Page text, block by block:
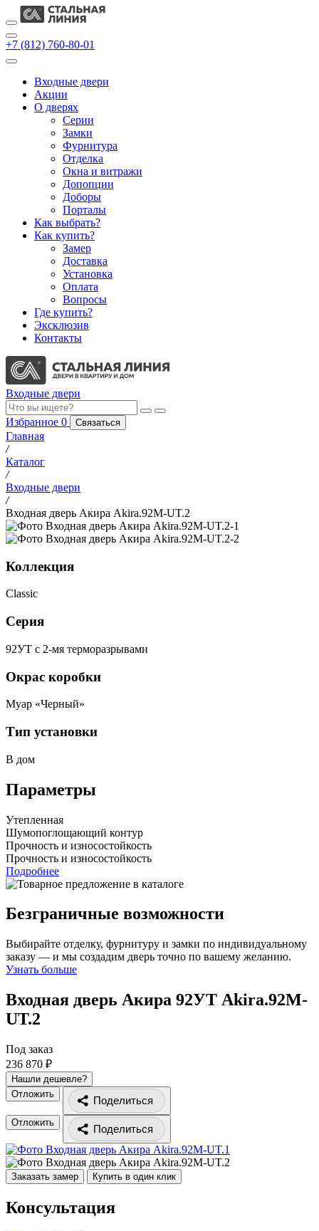
+7 (812) 760-80-01
Входные двери
Акции
О дверях
Cерии
Замки
Фурнитура
Отделка
Окна и витражи
Допопции
Доборы
Порталы
Как выбрать?
Как купить?
Замер
Доставка
Установка
Оплата
Вопросы
Где купить?
Эксклюзив
Контакты
Входные двери
Избранное 0 Связаться
Главная
/
Каталог
/
Входные двери
/
Входная дверь Акира Akira.92M-UT.2
Коллекция
Classic
Серия
92УТ с 2-мя терморазрывами
Окрас коробки
Муар «Черный»
Тип установки
В дом
Параметры
Утепленная
Шумопоглощающий контур
Прочность и износостойкость
Прочность и износостойкость
Подробнее
Безграничные возможности
Выбирайте отделку, фурнитуру и замки по индивидуальному
заказу — и мы создадим дверь точно по вашему желанию.
Узнать больше
Входная дверь Акира 92УТ Akira.92M-
UT.2
Под заказ
236 870 ₽
Нашли дешевле?
Отложить
Поделиться
Отложить
Поделиться
Заказать замер Купить в один клик
Консультация